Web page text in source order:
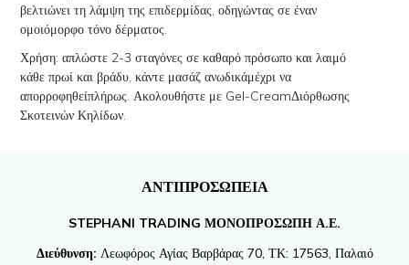
βελτιώνει τη λάμψη της επιδερμίδας, οδηγώντας σε έναν
ομοιόμορφο τόνο δέρματος.
Χρήση: απλώστε 2-3 σταγόνες σε καθαρό πρόσωπο και λαιμό
κάθε πρωί και βράδυ, κάντε μασάζ ανωδικάμέχρι να
απορροφηθείπλήρως. Ακολουθήστε με Gel-CreamΔιόρθωσης
Σκοτεινών Κηλίδων.
ΑΝΤΙΠΡΟΣΩΠΕΙΑ
STEPHANI TRADING ΜΟΝΟΠΡΟΣΩΠΗ Α.Ε.
Διεύθυνση: Λεωφόρος Αγίας Βαρβάρας 70, ΤΚ: 17563, Παλαιό